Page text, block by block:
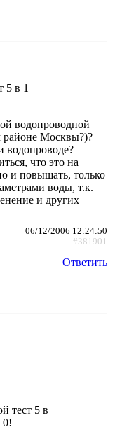
5 в 1
водопроводной
районе Москвы?)?
водопроводе?
что это на
и повышать, только
воды, т.к.
и других
06/12/2006 12:24:50
#381901
Ответить
тест 5 в
0!